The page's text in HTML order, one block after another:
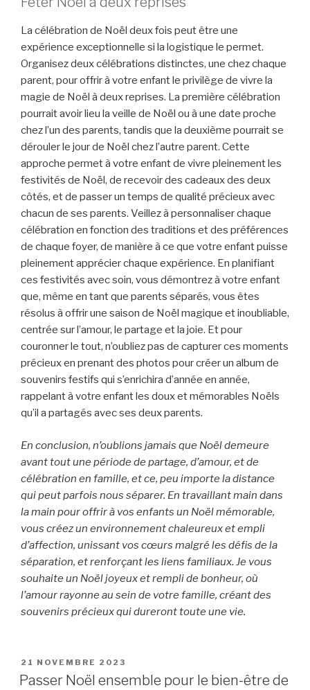
La célébration de Noël deux fois peut être une
expérience exceptionnelle si la logistique le permet.
Organisez deux célébrations distinctes, une chez chaque
parent, pour offrir à votre enfant le privilège de vivre la
magie de Noël à deux reprises. La première célébration
pourrait avoir lieu la veille de Noël ou à une date proche
chez l’un des parents, tandis que la deuxième pourrait se
dérouler le jour de Noël chez l’autre parent. Cette
approche permet à votre enfant de vivre pleinement les
festivités de Noël, de recevoir des cadeaux des deux
côtés, et de passer un temps de qualité précieux avec
chacun de ses parents. Veillez à personnaliser chaque
célébration en fonction des traditions et des préférences
de chaque foyer, de manière à ce que votre enfant puisse
pleinement apprécier chaque expérience. En planifiant
ces festivités avec soin, vous démontrez à votre enfant
que, même en tant que parents séparés, vous êtes
résolus à offrir une saison de Noël magique et inoubliable,
centrée sur l’amour, le partage et la joie. Et pour
couronner le tout, n’oubliez pas de capturer ces moments
précieux en prenant des photos pour créer un album de
souvenirs festifs qui s’enrichira d’année en année,
rappelant à votre enfant les doux et mémorables Noëls
qu’il a partagés avec ses deux parents.
En conclusion, n’oublions jamais que Noël demeure
avant tout une période de partage, d’amour, et de
célébration en famille, et ce, peu importe la distance
qui peut parfois nous séparer. En travaillant main dans
la main pour offrir à vos enfants un Noël mémorable,
vous créez un environnement chaleureux et empli
d’affection, unissant vos cœurs malgré les défis de la
séparation, et renforçant les liens familiaux. Je vous
souhaite un Noël joyeux et rempli de bonheur, où
l’amour rayonne au sein de votre famille, créant des
souvenirs précieux qui dureront toute une vie.
PUBLIÉ
LE
21 NOVEMBRE 2023
Passer Noël ensemble pour le bien-être de